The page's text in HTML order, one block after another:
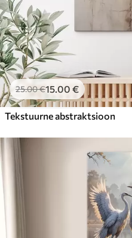
25.00€15.00 €
Tekstuurne abstraktsioon